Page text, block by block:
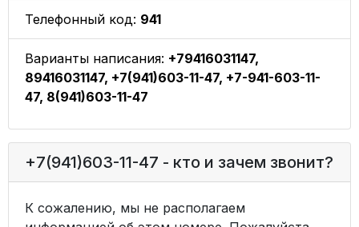
Телефонный код: 941
Варианты написания: +79416031147,
89416031147, +7(941)603-11-47, +7-941-603-11-
47, 8(941)603-11-47
+7(941)603-11-47 - кто и зачем звонит?
К сожалению, мы не располагаем